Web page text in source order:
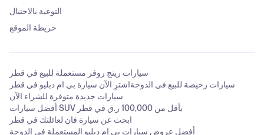
التوعية بالاحتيال
خريطة الموقع
سيارات رينج روفر مستعملة للبيع في قطر
اشترِ الآن سيارة بي ام دبليو في قطرسيارات رخيصة للبيع في الدوحة
سيارات جديدة متوفرة للشراء الآن
أفضل سيارات SUV بأقل من 100,000 ر.ق في قطر
ابحث عن سيارة فان لعائلتك في قطر
أفضل عروض سيارات بي إم دبليو المستعملة في الدوحة